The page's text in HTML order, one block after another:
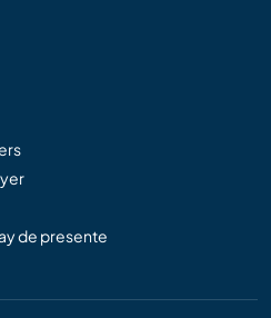
de presente